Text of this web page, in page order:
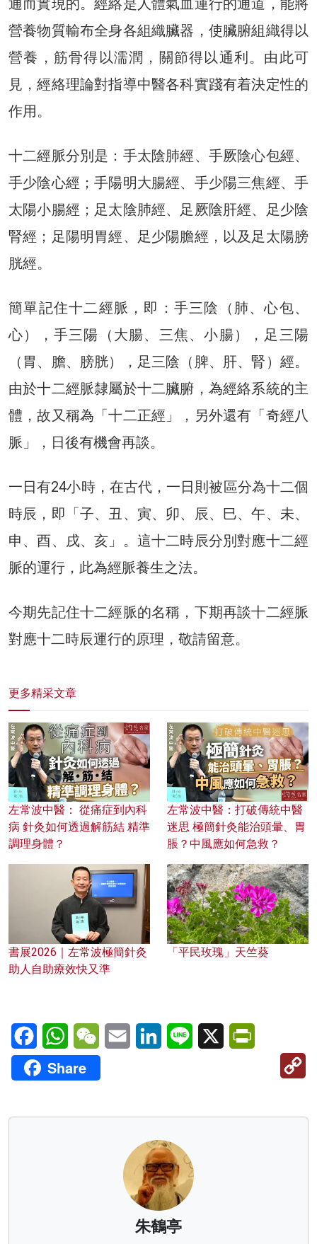
營養物質輸布全身各組織臟器，使臟腑組織得以
營養，筋骨得以濡潤，關節得以通利。由此可
見，經絡理論對指導中醫各科實踐有着決定性的
作用。
十二經脈分別是：手太陰肺經、手厥陰心包經、
手少陰心經；手陽明大腸經、手少陽三焦經、手
太陽小腸經；足太陰肺經、足厥陰肝經、足少陰
腎經；足陽明胃經、足少陽膽經，以及足太陽膀
胱經。
簡單記住十二經脈，即：手三陰（肺、心包、
心），手三陽（大腸、三焦、小腸），足三陽
（胃、膽、膀胱），足三陰（脾、肝、腎）經。
由於十二經脈隸屬於十二臟腑，為經絡系統的主
體，故又稱為「十二正經」，另外還有「奇經八
脈」，日後有機會再談。
一日有24小時，在古代，一日則被區分為十二個
時辰，即「子、丑、寅、卯、辰、巳、午、未、
申、酉、戌、亥」。這十二時辰分別對應十二經
脈的運行，此為經脈養生之法。
今期先記住十二經脈的名稱，下期再談十二經脈
對應十二時辰運行的原理，敬請留意。
更多精采文章
左常波中醫： 從痛症到內科
病 針灸如何透過解筋結 精準
調理身體？
左常波中醫：打破傳統中醫
迷思 極簡針灸能治頭暈、胃
脹？中風應如何急救？
書展2026｜左常波極簡針灸
助人自助療效快又準
「平民玫瑰」天竺葵
FacebookWhatsAppWeChatEmail LinkedInLine X
Share
朱鶴亭